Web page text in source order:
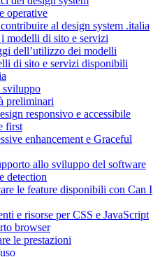
operative
al design system .italia
modelli di sito e servizi
dell’utilizzo dei modelli
di sito e servizi disponibili
sviluppo
preliminari
responsivo e accessibile
first
enhancement e Graceful
allo sviluppo del software
detection
le feature disponibili con Can I
e risorse per CSS e JavaScript
browser
le prestazioni